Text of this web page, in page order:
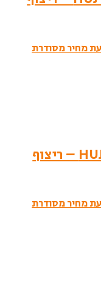
מחיר מסודרת
HUJ-612-S-9564 90×180 – ריצוף
מחיר מסודרת